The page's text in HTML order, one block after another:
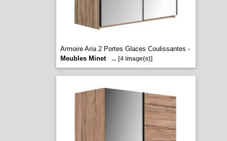
Armoire Aria 2 Portes Glaces Coulissantes -
Meubles Minet
... [4 image(s)]